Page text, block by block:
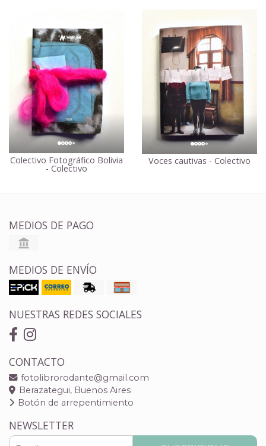
Colectivo Fotográfico Bolivia
- Colectivo
Voces cautivas - Colectivo
MEDIOS DE PAGO
MEDIOS DE ENVÍO
NUESTRAS REDES SOCIALES
CONTACTO
fotolibrorodante@gmail.com
Berazategui, Buenos Aires
Botón de arrepentimiento
NEWSLETTER